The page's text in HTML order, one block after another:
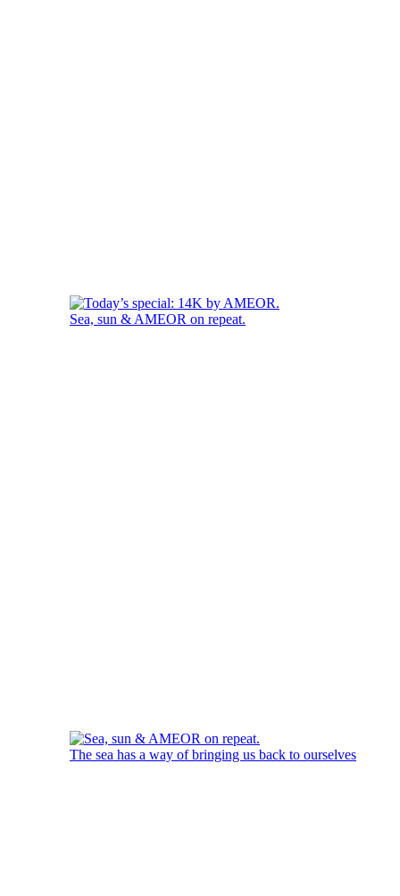
Sea, sun & AMEOR on repeat.
The sea has a way of bringing us back to ourselves